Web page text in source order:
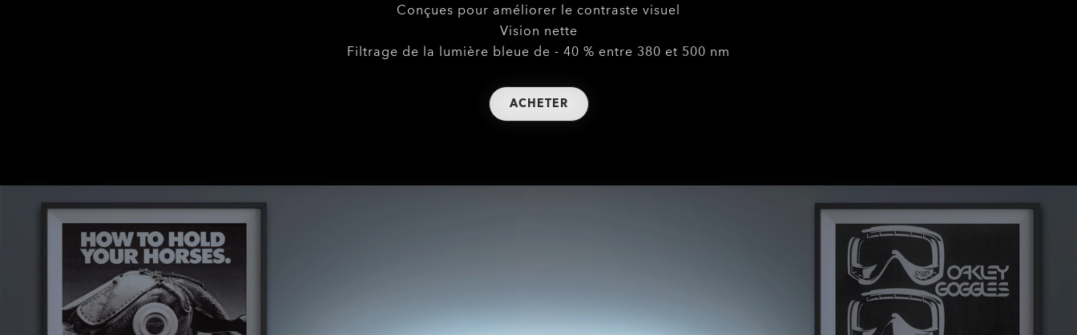
Conçues pour améliorer le contraste visuel
Vision nette
Filtrage de la lumière bleue de - 40 % entre 380 et 500 nm
ACHETER